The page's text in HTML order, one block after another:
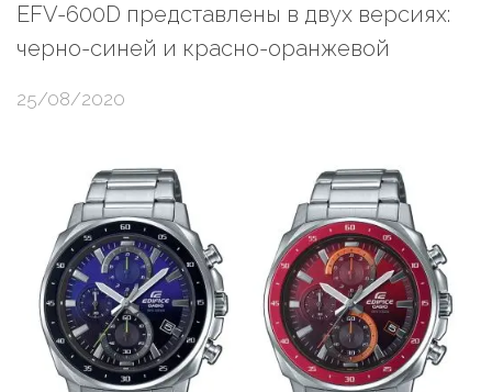
EFV-600D представлены в двух версиях:
черно-синей и красно-оранжевой
25/08/2020